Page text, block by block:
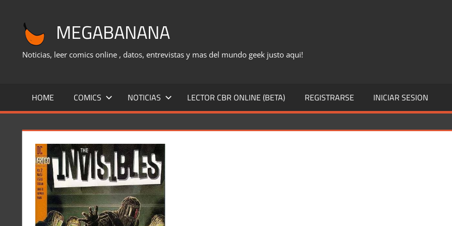
contenido
MEGABANANA
Noticias, leer comics online , datos, entrevistas y mas del mundo geek justo aqui!
HOME COMICS NOTICIAS LECTOR CBR ONLINE (BETA) REGISTRARSE INICIAR SESION